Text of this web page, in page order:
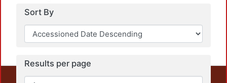
Sort By
Results per page
This repository preserves and disseminates, in